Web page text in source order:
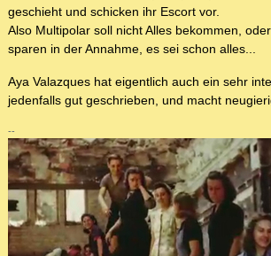
geschieht und schicken ihr Escort vor.
Also Multipolar soll nicht Alles bekommen,
sparen in der Annahme, es sei schon alles...
Aya Valazques hat eigentlich auch ein sehr
jedenfalls gut geschrieben, und macht
--